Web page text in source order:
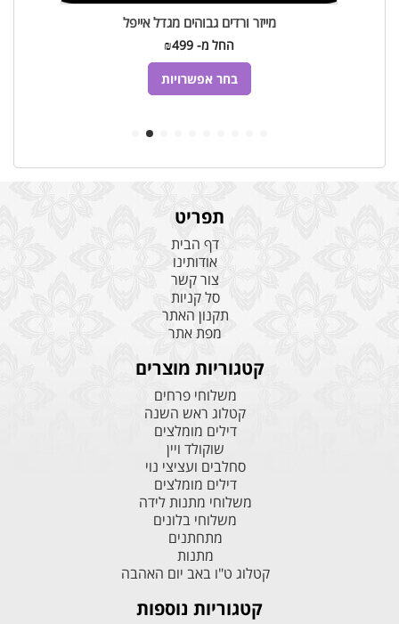
מייזר ורדים גבוהים מגדל אייפל
החל מ- ₪499
בחר אפשרויות
למוצר
יש
סוגים.
לבחור
את
בעמוד
המוצר
תפריט
דף הבית
אודותינו
צור קשר
סל קניות
תקנון האתר
מפת אתר
קטגוריות מוצרים
משלוחי פרחים
קטלוג ראש השנה
דילים מומלצים
שוקולד ויין
סחלבים ועציצי נוי
דילים מומלצים
משלוחי מתנות לידה
משלוחי בלונים
מתחתנים
מתנות
קטלוג ט"ו באב יום האהבה
קטגוריות נוספות